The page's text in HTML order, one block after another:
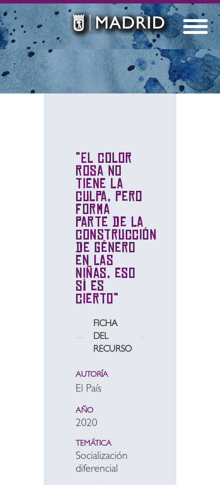
“El color
rosa no
tiene la
culpa, pero
forma
parte de la
construcción
de género
en las
niñas, eso
sí es
cierto”
FICHA
DEL
RECURSO
AUTORÍA
El País
AÑO
2020
TEMÁTICA
Socialización
diferencial